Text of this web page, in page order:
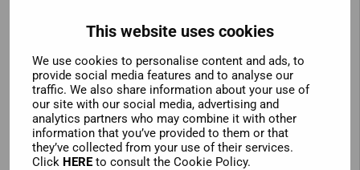
This website uses cookies
We use cookies to personalise content and ads, to
provide social media features and to analyse our
traffic. We also share information about your use of
our site with our social media, advertising and
analytics partners who may combine it with other
information that you’ve provided to them or that
they’ve collected from your use of their services.
Click HEREto consult the Cookie Policy.
Hop-On Hop-Off Tour **teil und entdecken Sie, warum
je mehr Sie sie erkunden. Erkunden Sie die Stadt
entweder mit unserem Hop-on-Hop-off-Bus oder
kombinieren Sie Ihre Busfahrt mit einem Bootsticket,
um dieeinzigartige Schönheit der Stadtbesser
kennen zu lernen. Palma ist sowohl vom Meer als
auch vom Land ausfantastisch anzuschauen